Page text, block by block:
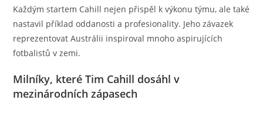
Každým startem Cahill nejen přispěl k výkonu týmu, ale také
nastavil příklad oddanosti a profesionality. Jeho závazek
reprezentovat Austrálii inspiroval mnoho aspirujících
fotbalistů v zemi.
Milníky, které Tim Cahill dosáhl v
mezinárodních zápasech